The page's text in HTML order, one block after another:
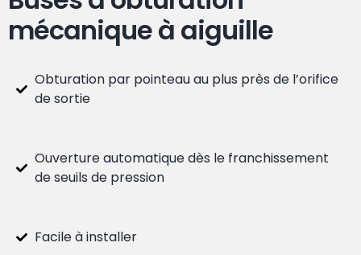
mécanique à aiguille
Obturation par pointeau au plus près de l’orifice
de sortie
Ouverture automatique dès le franchissement
de seuils de pression
Facile à installer